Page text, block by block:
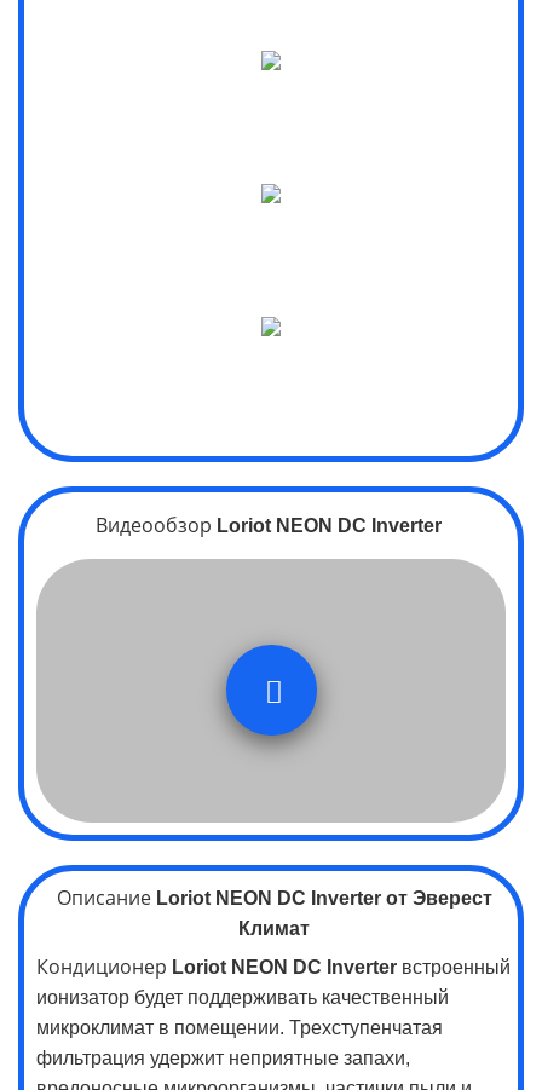
Видеообзор Loriot NEON DC Inverter
Описание Loriot NEON DC Inverter от Эверест
Климат
Кондиционер Loriot NEON DC Inverter встроенный
ионизатор будет поддерживать качественный
микроклимат в помещении. Трехступенчатая
фильтрация удержит неприятные запахи,